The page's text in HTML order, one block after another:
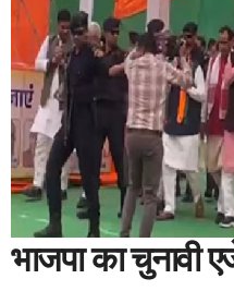
भाजपा का चुनावी